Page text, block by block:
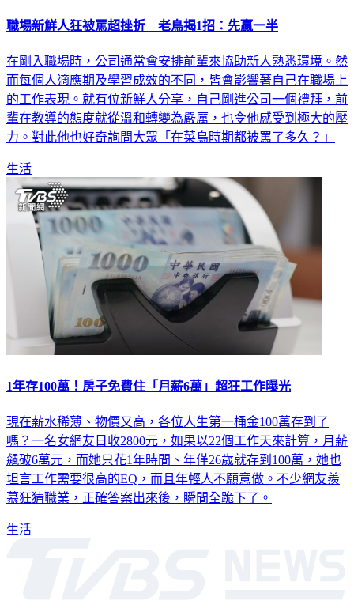
職場新鮮人狂被罵超挫折 老鳥揭1招：先贏一半
在剛入職場時，公司通常會安排前輩來協助新人熟悉環境。然
而每個人適應期及學習成效的不同，皆會影響著自己在職場上
的工作表現。就有位新鮮人分享，自己剛進公司一個禮拜，前
輩在教導的態度就從溫和轉變為嚴厲，也令他感受到極大的壓
力。對此他也好奇詢問大眾「在菜鳥時期都被罵了多久？」
生活
1年存100萬！房子免費住「月薪6萬」超狂工作曝光
現在薪水稀薄、物價又高，各位人生第一桶金100萬存到了
嗎？一名女網友日收2800元，如果以22個工作天來計算，月薪
飆破6萬元，而她只花1年時間、年僅26歲就存到100萬，她也
坦言工作需要很高的EQ，而且年輕人不願意做。不少網友羨
慕狂猜職業，正確答案出來後，瞬間全跪下了。
生活